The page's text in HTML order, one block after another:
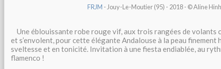
FRJM - Jouy-Le-Moutier (95) - 2018 - © Aline Hinh
Une éblouissante robe rouge vif, aux trois rangées de
et s’envolent, pour cette élégante Andalouse à la peau finement
sveltesse et en tonicité. Invitation à une fiesta endiablée, au
flamenco !